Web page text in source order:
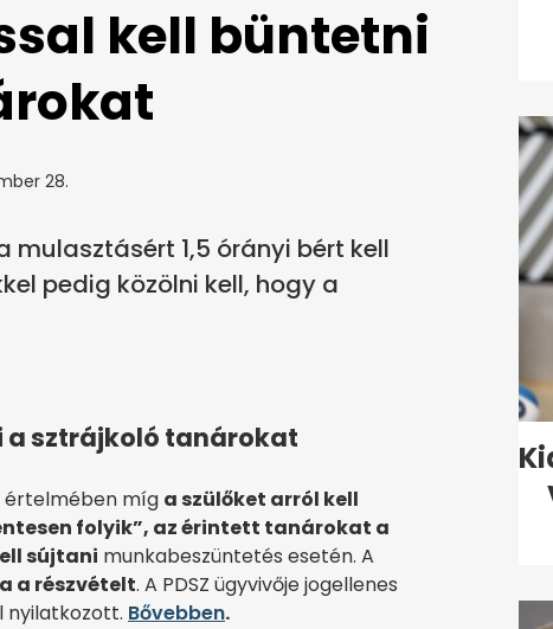
kell büntetni
28.
mulasztásért 1,5 órányi bért kell
pedig közölni kell, hogy a
a sztrájkoló tanárokat
értelmében míg a szülőket arról kell
folyik”, az érintett tanárokat a
sújtani munkabeszüntetés esetén. A
a részvételt. A PDSZ ügyvivője jogellenes
nyilatkozott. Bővebben.